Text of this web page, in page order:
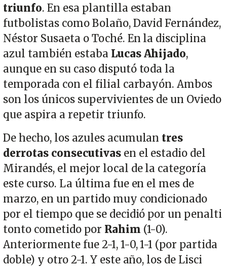
triunfo. En esa plantilla estaban
futbolistas como Bolaño, David Fernández,
Néstor Susaeta o Toché. En la disciplina
azul también estaba Lucas Ahijado,
aunque en su caso disputó toda la
temporada con el filial carbayón. Ambos
son los únicos supervivientes de un Oviedo
que aspira a repetir triunfo.
De hecho, los azules acumulan tres
derrotas consecutivasen el estadio del
Mirandés, el mejor local de la categoría
este curso. La última fue en el mes de
marzo, en un partido muy condicionado
por el tiempo que se decidió por un penalti
tonto cometido por Rahim (1-0).
Anteriormente fue 2-1, 1-0, 1-1 (por partida
doble) y otro 2-1. Y este año, los de Lisci